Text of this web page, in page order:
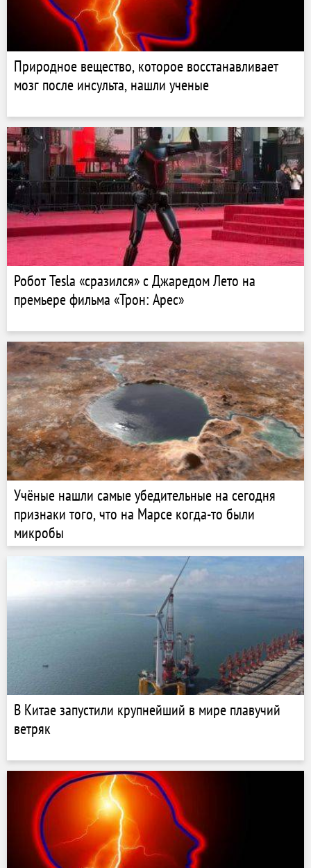
Природное вещество, которое восстанавливает
мозг после инсульта, нашли ученые
Робот Tesla «сразился» с Джаредом Лето на
премьере фильма «Трон: Арес»
Учёные нашли самые убедительные на сегодня
признаки того, что на Марсе когда-то были
микробы
В Китае запустили крупнейший в мире плавучий
ветряк